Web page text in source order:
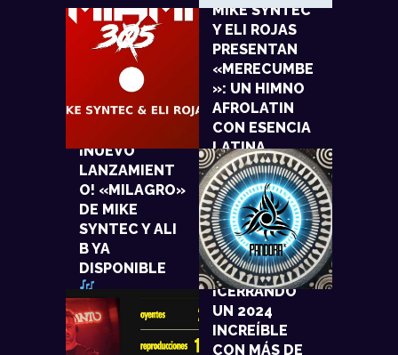
MIKE SYNTEC
Y ELI ROJAS
PRESENTAN
«MERECUMBE
»: UN HIMNO
AFROLATIN
CON ESENCIA
LATINA
¡NUEVO
LANZAMIENT
O! «MILAGRO»
DE MIKE
SYNTEC Y ALI
B YA
DISPONIBLE
¡CERRANDO
UN 2024
INCREÍBLE
CON MÁS DE